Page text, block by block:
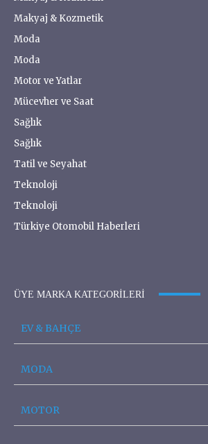
Makyaj & Kozmetik
Moda
Moda
Motor ve Yatlar
Mücevher ve Saat
Sağlık
Sağlık
Tatil ve Seyahat
Teknoloji
Teknoloji
Türkiye Otomobil Haberleri
ÜYE MARKA KATEGORILERI
EV & BAHÇE
MODA
MOTOR